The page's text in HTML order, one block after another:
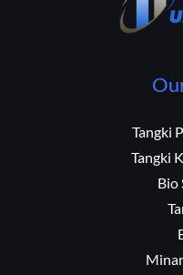
Tangki
Tangki
Bio